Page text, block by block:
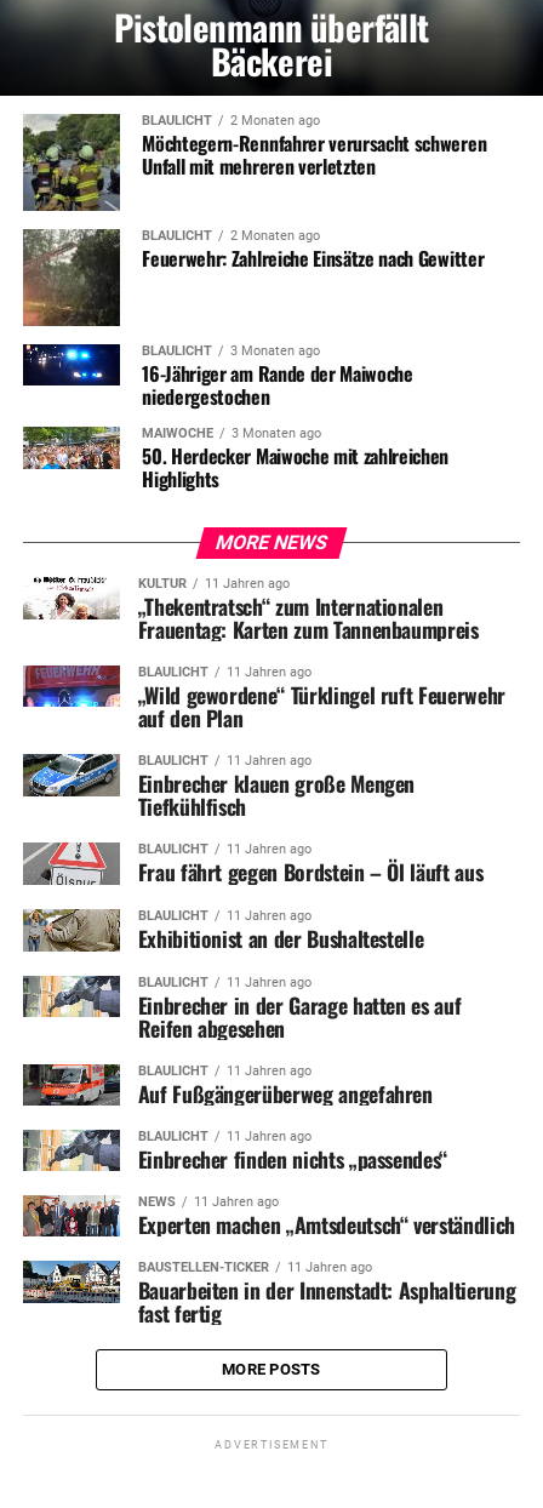
Pistolenmann überfällt
Bäckerei
BLAULICHT 2 Monaten ago
Möchtegern-Rennfahrer verursacht schweren
Unfall mit mehreren verletzten
BLAULICHT 2 Monaten ago
Feuerwehr: Zahlreiche Einsätze nach Gewitter
BLAULICHT 3 Monaten ago
16-Jähriger am Rande der Maiwoche
niedergestochen
MAIWOCHE 3 Monaten ago
50. Herdecker Maiwoche mit zahlreichen
Highlights
MORE NEWS
KULTUR 11 Jahren ago
„Thekentratsch“ zum Internationalen
Frauentag: Karten zum Tannenbaumpreis
BLAULICHT 11 Jahren ago
„Wild gewordene“ Türklingel ruft Feuerwehr
auf den Plan
BLAULICHT 11 Jahren ago
Einbrecher klauen große Mengen
Tiefkühlfisch
BLAULICHT 11 Jahren ago
Frau fährt gegen Bordstein – Öl läuft aus
BLAULICHT 11 Jahren ago
Exhibitionist an der Bushaltestelle
BLAULICHT 11 Jahren ago
Einbrecher in der Garage hatten es auf
Reifen abgesehen
BLAULICHT 11 Jahren ago
Auf Fußgängerüberweg angefahren
BLAULICHT 11 Jahren ago
Einbrecher finden nichts „passendes“
NEWS 11 Jahren ago
Experten machen „Amtsdeutsch“ verständlich
BAUSTELLEN-TICKER 11 Jahren ago
Bauarbeiten in der Innenstadt: Asphaltierung
fast fertig
MORE POSTS
ADVERTISEMENT